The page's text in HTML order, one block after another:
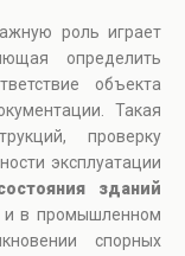
роль играет
определить
объекта
Такая
проверку
эксплуатации
зданий
и в промышленном
спорных